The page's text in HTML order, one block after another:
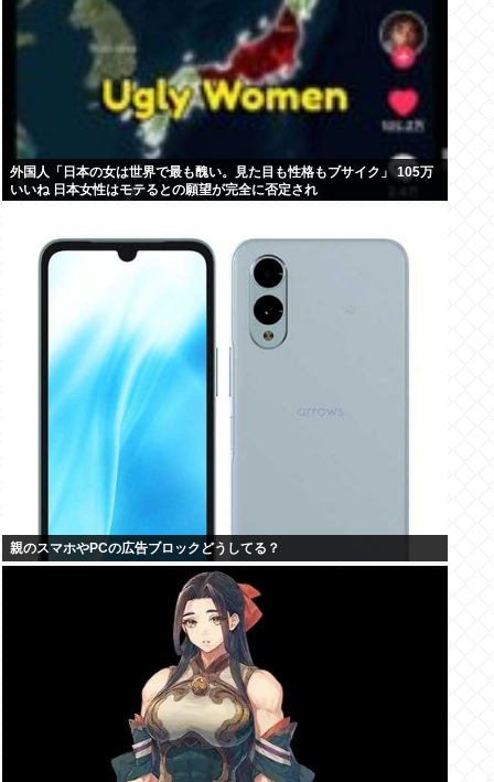
外国人「日本の女は世界で最も醜い。見た目も性格もブサイク」 105万
いいね 日本女性はモテるとの願望が完全に否定され
親のスマホやPCの広告ブロックどうしてる？